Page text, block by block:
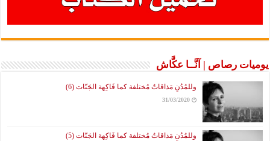
يوميات رصاص | آنَّــا عكَّاش
وللمُدُنِ مَذاقاتٌ مُختلفة كما فَاكِهة الجَنّات (6)
31/03/2020
وللمُدُنِ مَذاقاتٌ مُختلفة كما فَاكِهة الجَنّات (5)